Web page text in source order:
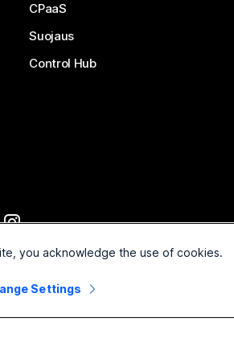
CPaaS
Suojaus
Control Hub
Kaikki oikeudet pidätetään.
you acknowledge the use of cookies.
Settings